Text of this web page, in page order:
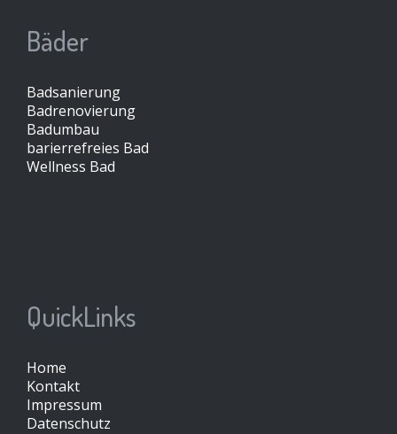
Bäder
Badsanierung
Badrenovierung
Badumbau
barierrefreies Bad
Wellness Bad
QuickLinks
Home
Kontakt
Impressum
Datenschutz